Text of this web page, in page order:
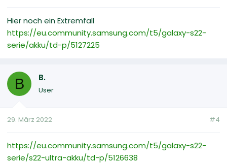
Hier noch ein Extremfall
https://eu.community.samsung.com/t5/galaxy-s22-
serie/akku/td-p/5127225
B B.
User
29. März 2022 #4
https://eu.community.samsung.com/t5/galaxy-s22-
serie/s22-ultra-akku/td-p/5126638